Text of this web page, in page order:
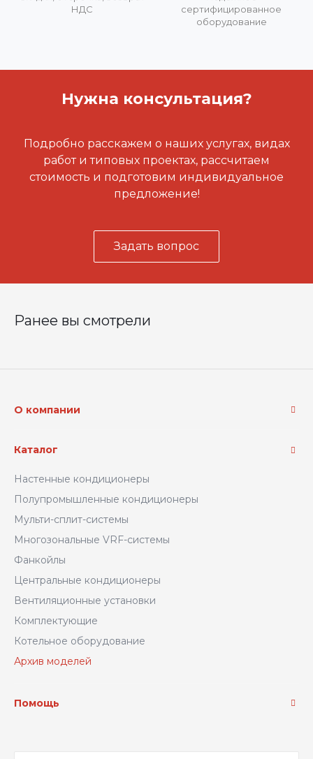
НДС
сертифицированное
оборудование
Нужна консультация?
Подробно расскажем о наших услугах, видах
работ и типовых проектах, рассчитаем
стоимость и подготовим индивидуальное
предложение!
Задать вопрос
Ранее вы смотрели
О компании
Каталог
Настенные кондиционеры
Полупромышленные кондиционеры
Мульти-сплит-системы
Многозональные VRF-системы
Фанкойлы
Центральные кондиционеры
Вентиляционные установки
Комплектующие
Котельное оборудование
Архив моделей
Помощь